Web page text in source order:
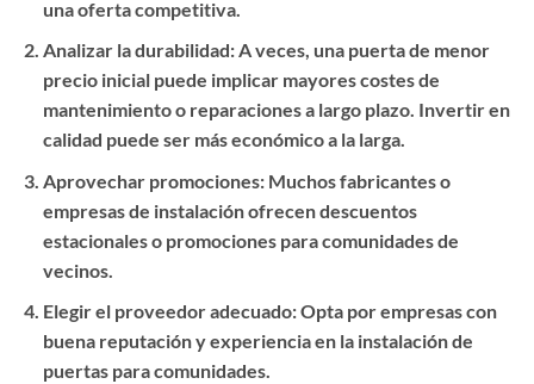
una oferta competitiva.
Analizar la durabilidad: A veces, una puerta de menor
precio inicial puede implicar mayores costes de
mantenimiento o reparaciones a largo plazo. Invertir en
calidad puede ser más económico a la larga.
Aprovechar promociones: Muchos fabricantes o
empresas de instalación ofrecen descuentos
estacionales o promociones para comunidades de
vecinos.
Elegir el proveedor adecuado: Opta por empresas con
buena reputación y experiencia en la instalación de
puertas para comunidades.